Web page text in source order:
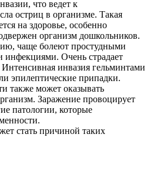
что ведет к
остриц в организме. Такая
на здоровье, особенно
организм дошкольников.
чаще болеют простудными
Очень страдает
Интенсивная инвазия гельминтами
эпилептические припадки.
также может оказывать
Заражение провоцирует
патологии, которые
стать причиной таких